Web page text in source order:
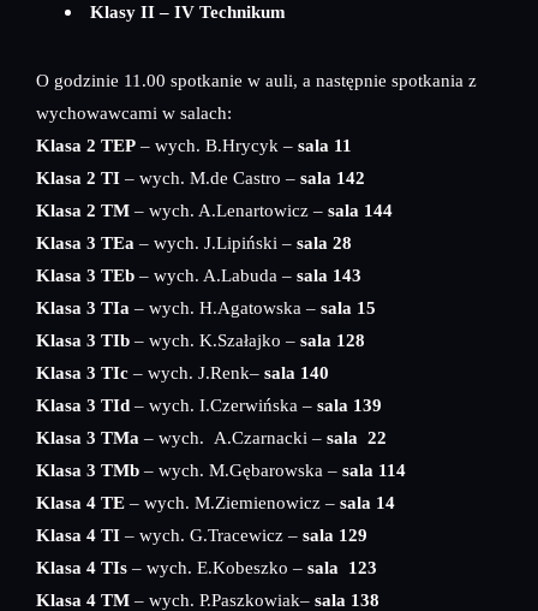
Klasy II – IV Technikum
O godzinie 11.00 spotkanie w auli, a następnie spotkania z
wychowawcami w salach:
Klasa 2 TEP – wych. B.Hrycyk – sala 11
Klasa 2 TI – wych. M.de Castro – sala 142
Klasa 2 TM – wych. A.Lenartowicz – sala 144
Klasa 3 TEa – wych. J.Lipiński – sala 28
Klasa 3 TEb – wych. A.Labuda – sala 143
Klasa 3 TIa – wych. H.Agatowska – sala 15
Klasa 3 TIb – wych. K.Szałajko – sala 128
Klasa 3 TIc – wych. J.Renk– sala 140
Klasa 3 TId – wych. I.Czerwińska – sala 139
Klasa 3 TMa – wych. A.Czarnacki – sala 22
Klasa 3 TMb – wych. M.Gębarowska – sala 114
Klasa 4 TE – wych. M.Ziemienowicz – sala 14
Klasa 4 TI – wych. G.Tracewicz – sala 129
Klasa 4 TIs – wych. E.Kobeszko – sala 123
Klasa 4 TM – wych. P.Paszkowiak– sala 138